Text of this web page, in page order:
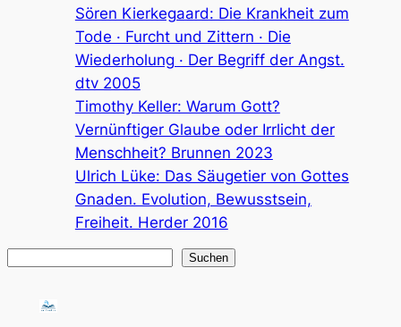
Sören Kierkegaard: Die Krankheit zum
Tode · Furcht und Zittern · Die
Wiederholung · Der Begriff der Angst.
dtv 2005
Timothy Keller: Warum Gott?
Vernünftiger Glaube oder Irrlicht der
Menschheit? Brunnen 2023
Ulrich Lüke: Das Säugetier von Gottes
Gnaden. Evolution, Bewusstsein,
Freiheit. Herder 2016
Suchen